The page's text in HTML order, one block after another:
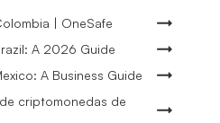
| OneSafe
A 2026 Guide
A Business Guide
criptomonedas de